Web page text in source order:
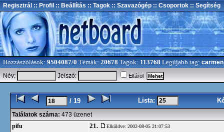
Regisztrál :: Profil :: Beállítás :: Tagok :: Szavazógép :: Csoportok :: Segítség
Hozzászólások: 9504087/0 Témák: 20678 Tagok: 113768 Legújabb tag:
Név:
Jelszó: Eltárol
/ 19 Lista:
Találatok száma: 473 üzenet
pifu 21. Elküldve: 2002-08-05 21:07:53